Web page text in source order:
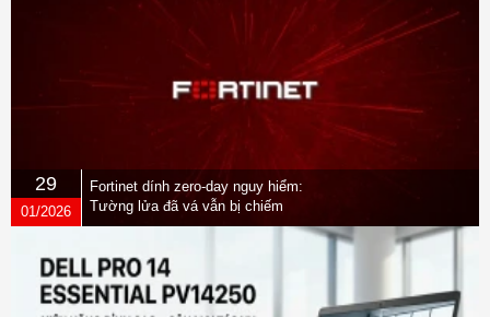
with
peace
mind
Security
from HP
29
01/2026
Fortinet dính zero-day nguy hiểm:
Tường lửa đã vá vẫn bị chiếm
quyền